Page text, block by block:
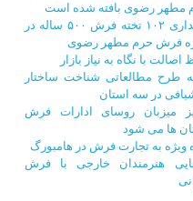
مطهر رضوی بافته شده است
نگهداری ۱۰۲ تخته فرش ۵۰۰ ساله در
فرش حرم مطهر رضوی
اصالت با نگاه به نیاز بازار
طرح مطالعاتی شناخت ساختار
در سه استان
میزبان روسای ادارات فرش
ها می شود
ویژه به تجارت فرش در هامبورگ
هنرمندان خارجی با فرش